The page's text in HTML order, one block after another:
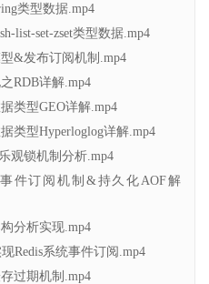
类型数据.mp4
list-set-zset类型数据.mp4
&发布订阅机制.mp4
RDB详解.mp4
类型GEO详解.mp4
类型Hyperloglog详解.mp4
观锁机制分析.mp4
事件订阅机制&持久化AOF解
分析实现.mp4
Redis系统事件订阅.mp4
过期机制.mp4